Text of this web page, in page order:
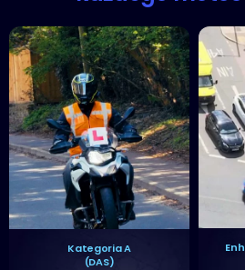
Kategoria A
(DAS)